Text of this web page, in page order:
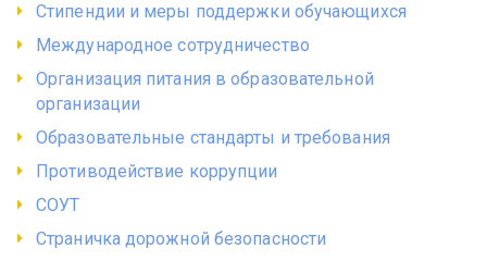
Стипендии и меры поддержки обучающихся
Международное сотрудничество
Организация питания в образовательной
организации
Образовательные стандарты и требования
Противодействие коррупции
СОУТ
Страничка дорожной безопасности